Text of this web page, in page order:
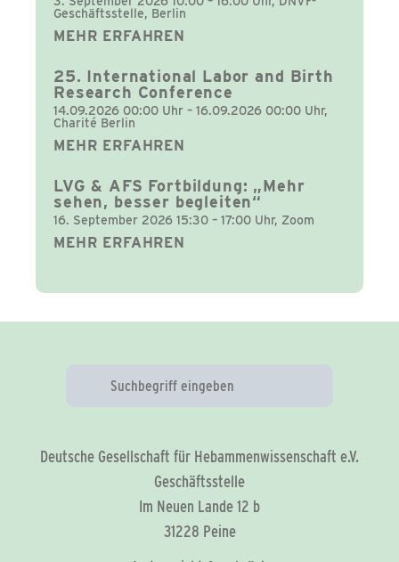
Geschäftsstelle, Berlin
MEHR ERFAHREN
25. International Labor and Birth
Research Conference
14.09.2026 00:00 Uhr – 16.09.2026 00:00 Uhr,
Charité Berlin
MEHR ERFAHREN
LVG & AFS Fortbildung: „Mehr
sehen, besser begleiten“
16. September 2026 15:30 – 17:00 Uhr, Zoom
MEHR ERFAHREN
Deutsche Gesellschaft für Hebammenwissenschaft e.V.
Geschäftsstelle
Im Neuen Lande 12 b
31228 Peine